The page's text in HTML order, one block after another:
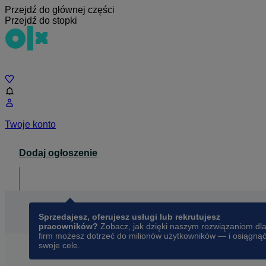
Przejdź do głównej części
Przejdź do stopki
Twoje konto
Dodaj ogłoszenie
Sprzedajesz, oferujesz usługi lub rekrutujesz
pracowników? Zobacz, jak dzięki naszym rozwiązaniom dla
firm możesz dotrzeć do milionów użytkowników — i osiągnąć
swoje cele.